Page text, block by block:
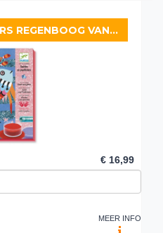
DJECO ZAND & GLITTERS REGENBOOG VAN VISSEN
€ 16,99
MEER INFO